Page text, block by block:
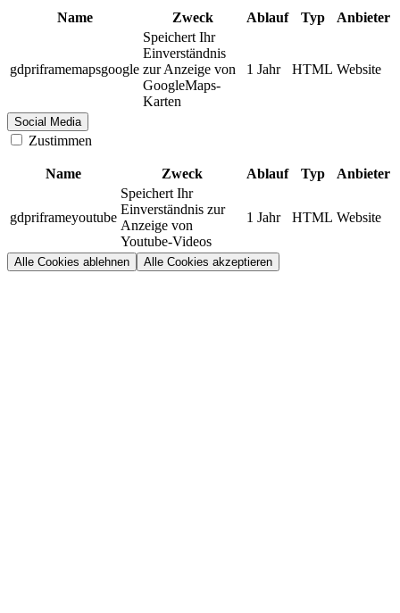
Name Zweck Ablauf Typ Anbieter
gdpriframemapsgoogle
Speichert Ihr
Einverständnis
zur Anzeige von
GoogleMaps-
Karten
1 Jahr HTML Website
Social Media
Zustimmen
Name Zweck Ablauf Typ Anbieter
gdpriframeyoutube
Speichert Ihr
Einverständnis zur
Anzeige von
Youtube-Videos
1 Jahr HTML Website
Alle Cookies ablehnen Alle Cookies akzeptieren